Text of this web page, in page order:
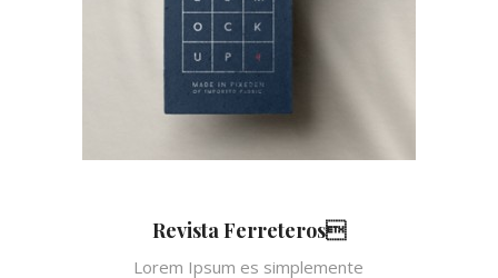
Revista Ferreteros
Lorem Ipsum es simplemente